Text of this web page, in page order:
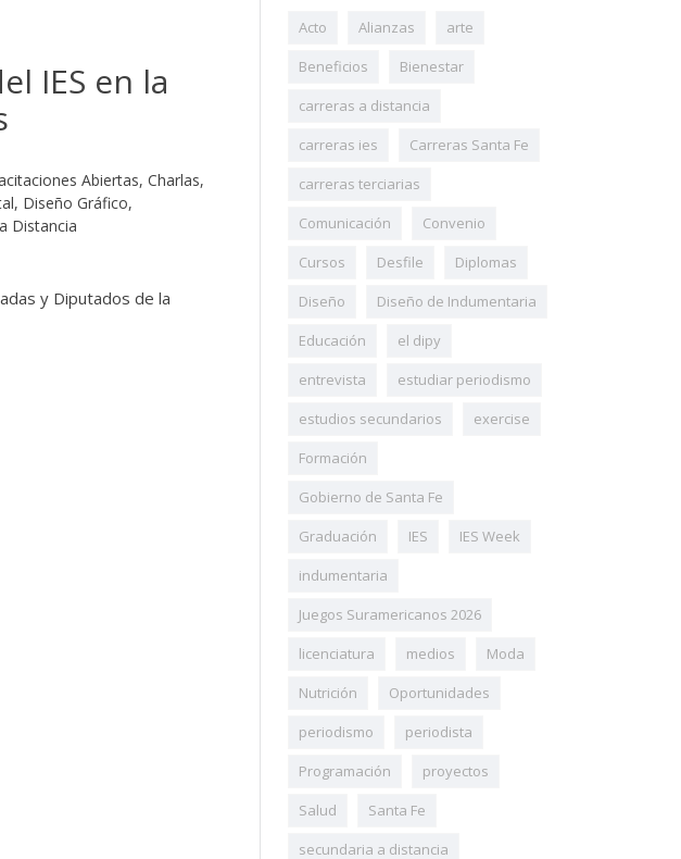
IES en la
Abiertas, Charlas,
, Diseño Gráfico,
Distancia
y Diputados de la
Acto Alianzas
arte
Beneficios
Bienestar
carreras a distancia
carreras ies
Carreras Santa Fe
carreras terciarias
Comunicación
Convenio
Cursos
Desfile
Diplomas
Diseño
Diseño de Indumentaria
Educación
el dipy
entrevista
estudiar periodismo
estudios secundarios
exercise
Formación
Gobierno de Santa Fe
Graduación
IES
IES Week
indumentaria
Juegos Suramericanos 2026
licenciatura
medios
Moda
Nutrición
Oportunidades
periodismo
periodista
Programación
proyectos
Salud
Santa Fe
secundaria a distancia